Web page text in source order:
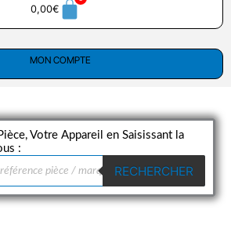
0,00€
MON COMPTE
Votre Appareil en Saisissant la
:
RECHERCHER